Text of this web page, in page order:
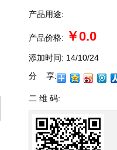
产品用途:
产品价格: ￥0.0
添加时间: 14/10/24
分 享:
二 维 码: